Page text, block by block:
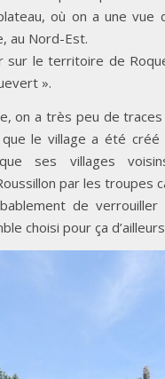
où on a une vue
au Nord-Est.
sur le territoire de
».
on a très peu de
le village a été
ses villages
par les troupes
de verrouiller
choisi pour ça